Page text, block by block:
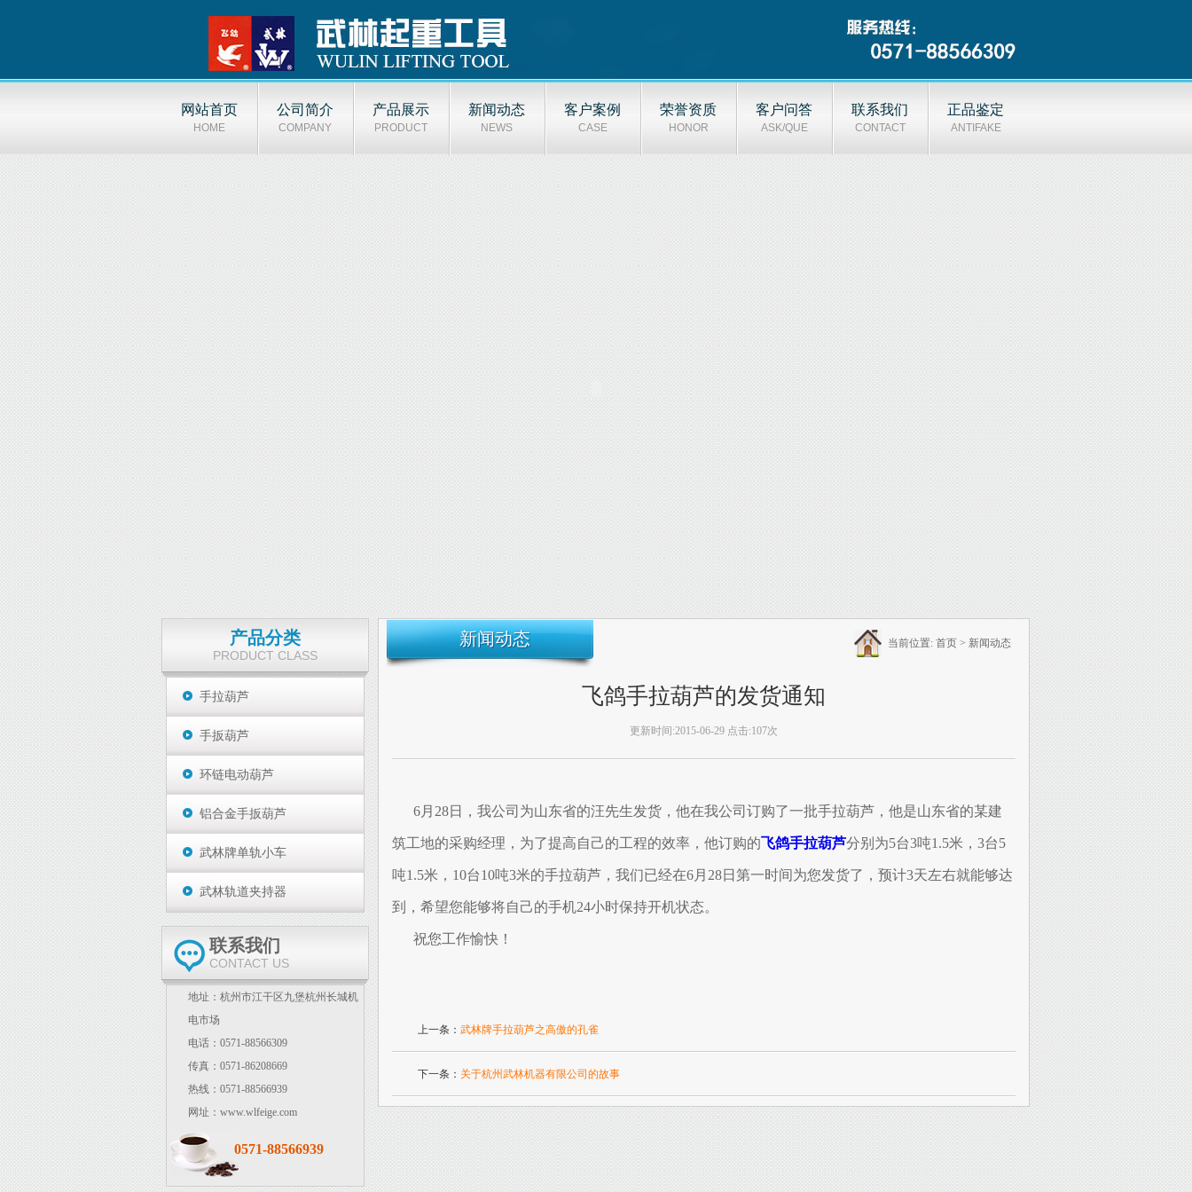
网站首页
HOME
公司简介
COMPANY
产品展示
PRODUCT
新闻动态
NEWS
客户案例
CASE
荣誉资质
HONOR
客户问答
ASK/QUE
联系我们
CONTACT
正品鉴定
ANTIFAKE
产品分类
PRODUCT CLASS
手拉葫芦
手扳葫芦
环链电动葫芦
铝合金手扳葫芦
武林牌单轨小车
武林轨道夹持器
联系我们
CONTACT US
地址：杭州市江干区九堡杭州长城机
电市场
电话：0571-88566309
传真：0571-86208669
热线：0571-88566939
网址：www.wlfeige.com
0571-88566939
新闻动态 当前位置: 首页 > 新闻动态
飞鸽手拉葫芦的发货通知
更新时间:2015-06-29 点击:107次
6月28日，我公司为山东省的汪先生发货，他在我公司订购了一批手拉葫芦，他是山东省的某建
筑工地的采购经理，为了提高自己的工程的效率，他订购的飞鸽手拉葫芦分别为5台3吨1.5米，3台5
吨1.5米，10台10吨3米的手拉葫芦，我们已经在6月28日第一时间为您发货了，预计3天左右就能够达
到，希望您能够将自己的手机24小时保持开机状态。
祝您工作愉快！
上一条： 武林牌手拉葫芦之高傲的孔雀
下一条： 关于杭州武林机器有限公司的故事